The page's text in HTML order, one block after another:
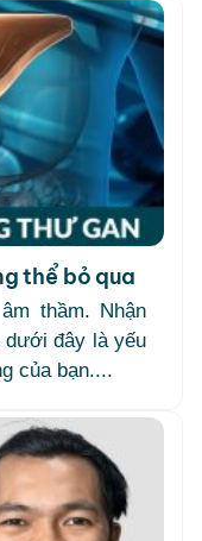
thể bỏ qua
thầm. Nhận
dưới đây là yếu
của bạn....